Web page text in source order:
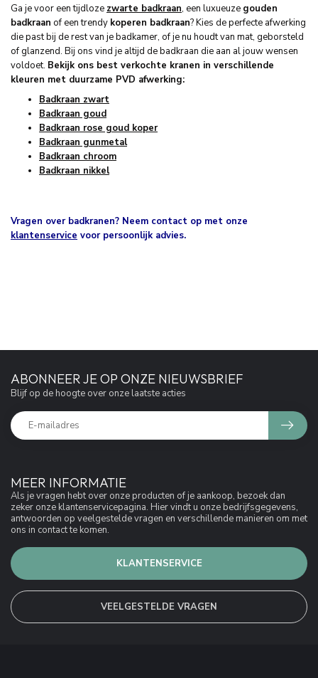
Ga je voor een tijdloze zwarte badkraan, een luxueuze gouden
badkraan of een trendy koperen badkraan? Kies de perfecte afwerking
die past bij de rest van je badkamer, of je nu houdt van mat, geborsteld
of glanzend. Bij ons vind je altijd de badkraan die aan al jouw wensen
voldoet. Bekijk ons best verkochte kranen in verschillende
kleuren met duurzame PVD afwerking:
Badkraan zwart
Badkraan goud
Badkraan rose goud koper
Badkraan gunmetal
Badkraan chroom
Badkraan nikkel
Vragen over badkranen? Neem contact op met onze
klantenservice voor persoonlijk advies.
MEER INFORMATIE
Als je vragen hebt over onze producten of je aankoop, bezoek dan
zeker onze klantenservicepagina. Hier vindt u onze bedrijfsgegevens,
antwoorden op veelgestelde vragen en verschillende manieren om met
ons in contact te komen.
KLANTENSERVICE
VEELGESTELDE VRAGEN
ABONNEER JE OP ONZE NIEUWSBRIEF
Blijf op de hoogte over onze laatste acties